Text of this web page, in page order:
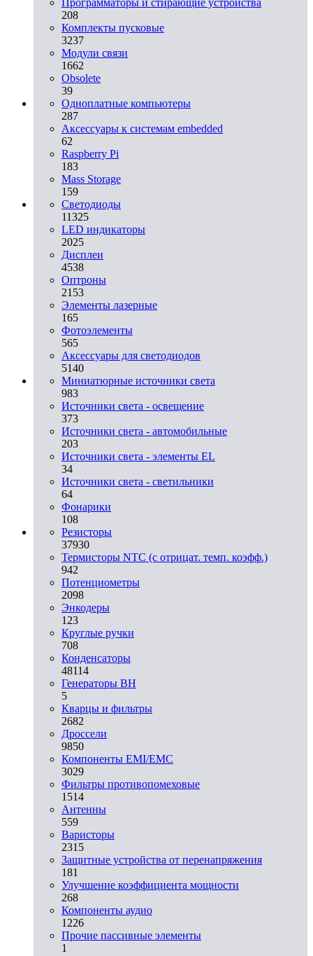
208
Комплекты пусковые
3237
Модули связи
1662
Obsolete
39
Одноплатные компьютеры
287
Аксессуары к системам embedded
62
Raspberry Pi
183
Mass Storage
159
Светодиоды
11325
LED индикаторы
2025
Дисплеи
4538
Оптроны
2153
Элементы лазерные
165
Фотоэлементы
565
Аксессуары для светодиодов
5140
Миниатюрные источники света
983
Источники света - освещение
373
Источники света - автомобильные
203
Источники света - элементы EL
34
Источники света - светильники
64
Фонарики
108
Резисторы
37930
Термисторы NTC (с отрицат. темп. коэфф.)
942
Потенциометры
2098
Энкодеры
123
Круглые ручки
708
Конденсаторы
48114
Генераторы ВН
5
Кварцы и фильтры
2682
Дроссели
9850
Компоненты EMI/EMC
3029
Фильтры противопомеховые
1514
Антенны
559
Варисторы
2315
Защитные устройства от перенапряжения
181
Улучшение коэффициента мощности
268
Компоненты аудио
1226
Прочие пассивные элементы
1